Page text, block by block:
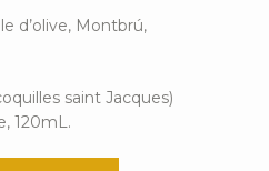
d’olive, Montbrú,
saint Jacques)
120mL.